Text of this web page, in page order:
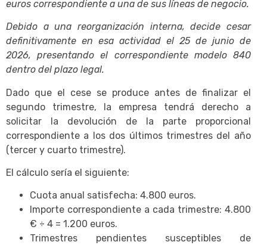
euros correspondiente a una de sus líneas de negocio.
Debido a una reorganización interna, decide cesar
definitivamente en esa actividad el 25 de junio de
2026, presentando el correspondiente modelo 840
dentro del plazo legal.
Dado que el cese se produce antes de finalizar el
segundo trimestre, la empresa tendrá derecho a
solicitar la devolución de la parte proporcional
correspondiente a los dos últimos trimestres del año
(tercer y cuarto trimestre).
El cálculo sería el siguiente:
Cuota anual satisfecha: 4.800 euros.
Importe correspondiente a cada trimestre: 4.800
€ ÷ 4 = 1.200 euros.
Trimestres pendientes susceptibles de